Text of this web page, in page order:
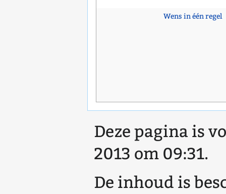
Wens in één regel
Deze pagina is
2013 om 09:31.
De inhoud is